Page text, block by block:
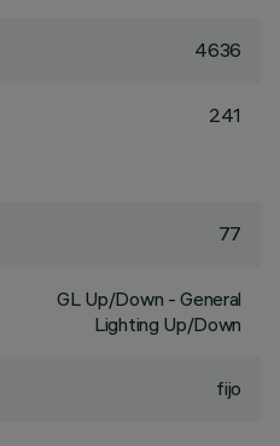
4636
241
77
GL Up/Down - General
Lighting Up/Down
fijo